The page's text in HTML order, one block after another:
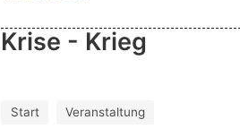
und
zusammendenken!
Krise - Krieg
Start Veranstaltung